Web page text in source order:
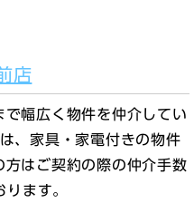
店
幅広く物件を仲介してい
、家具・家電付きの物件
はご契約の際の仲介手数
ます。